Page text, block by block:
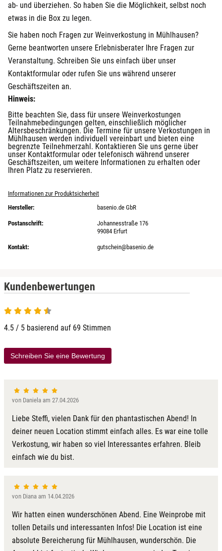
ab- und überziehen. So haben Sie die Möglichkeit, selbst noch
etwas in die Box zu legen.
Sie haben noch Fragen zur Weinverkostung in Mühlhausen?
Gerne beantworten unsere Erlebnisberater Ihre Fragen zur
Veranstaltung. Schreiben Sie uns einfach über unser
Kontaktformular oder rufen Sie uns während unserer
Geschäftszeiten an.
Hinweis:
Bitte beachten Sie, dass für unsere Weinverkostungen
Teilnahmebedingungen gelten, einschließlich möglicher
Altersbeschränkungen. Die Termine für unsere Verkostungen in
Mühlhausen werden individuell vereinbart und bieten eine
begrenzte Teilnehmerzahl. Kontaktieren Sie uns gerne über
unser Kontaktformular oder telefonisch während unserer
Geschäftszeiten, um weitere Informationen zu erhalten oder
Ihren Platz zu reservieren.
Informationen zur Produktsicherheit
Hersteller:
basenio.de GbR
Postanschrift:
Johannesstraße 176
99084 Erfurt
Kontakt: gutschein@basenio.de
Kundenbewertungen
4.5 von 5
4.5 / 5 basierend auf 69 Stimmen
Schreiben Sie eine Bewertung
von Daniela am 27.04.2026
Liebe Steffi, vielen Dank für den phantastischen Abend! In
deiner neuen Location stimmt einfach alles. Es war eine tolle
Verkostung, wir haben so viel Interessantes erfahren. Bleib
einfach wie du bist.
von Diana am 14.04.2026
Wir hatten einen wunderschönen Abend. Eine Weinprobe mit
tollen Details und interessanten Infos! Die Location ist eine
absolute Bereicherung für Mühlhausen, wunderschön. Die